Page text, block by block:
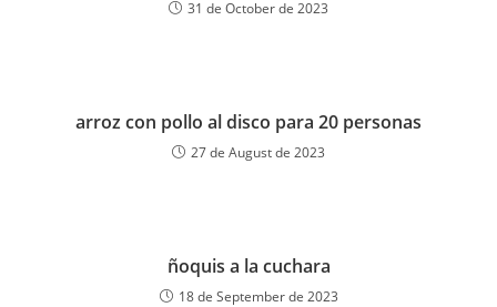
31 de October de 2023
arroz con pollo al disco para 20 personas
27 de August de 2023
ñoquis a la cuchara
18 de September de 2023